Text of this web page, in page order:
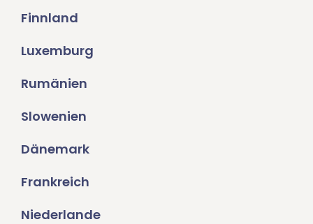
Finnland
Luxemburg
Rumänien
Slowenien
Dänemark
Frankreich
Niederlande